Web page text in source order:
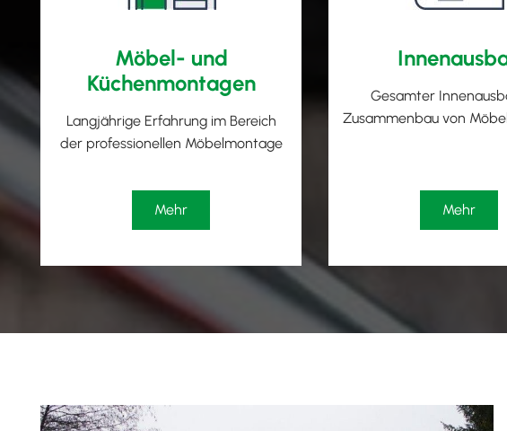
Möbel- und
Küchenmontagen
Langjährige Erfahrung im Bereich
der professionellen Möbelmontage
Mehr
Gesamter
Zusammenbau von
Mehr